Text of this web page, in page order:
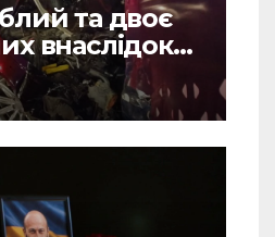
та двоє
внаслідок